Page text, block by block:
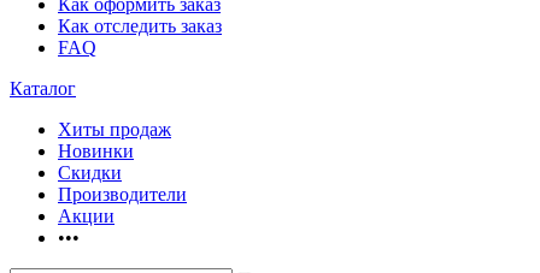
Как оформить заказ
Как отследить заказ
FAQ
Каталог
Хиты продаж
Новинки
Скидки
Производители
Акции
•••